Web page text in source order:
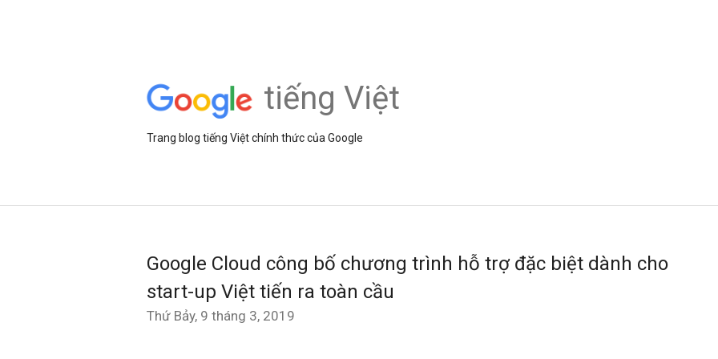
tiếng Việt
Trang blog tiếng Việt chính thức của Google
Google Cloud công bố chương trình hỗ trợ đặc biệt dành cho
start-up Việt tiến ra toàn cầu
Thứ Bảy, 9 tháng 3, 2019